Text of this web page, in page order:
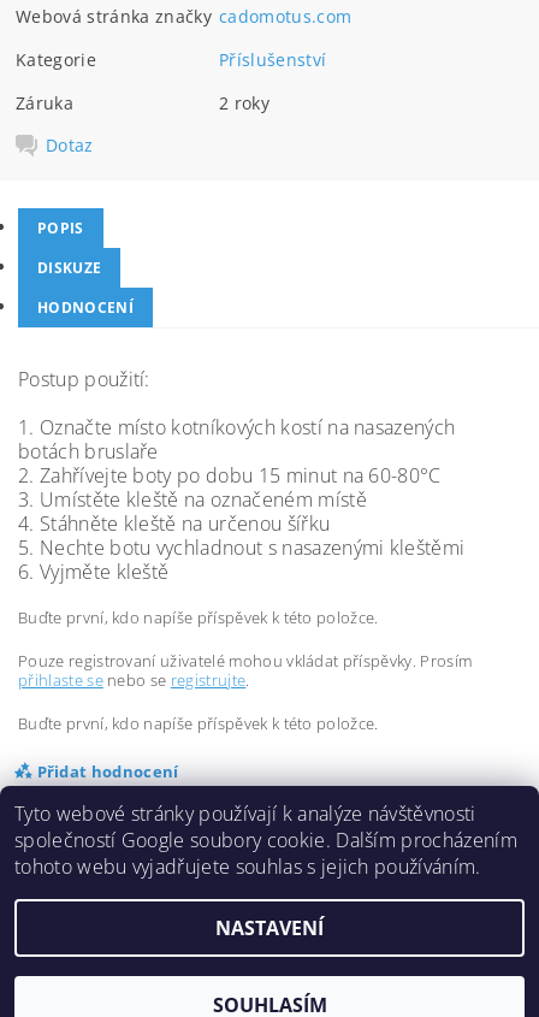
Webová stránka značky cadomotus.com
Kategorie
Příslušenství
Záruka
2 roky
Dotaz
POPIS
DISKUZE
HODNOCENÍ
Postup použití:
1. Označte místo kotníkových kostí na nasazených
botách bruslaře
2. Zahřívejte boty po dobu 15 minut na 60-80°C
3. Umístěte kleště na označeném místě
4. Stáhněte kleště na určenou šířku
5. Nechte botu vychladnout s nasazenými kleštěmi
6. Vyjměte kleště
Buďte první, kdo napíše příspěvek k této položce.
Pouze registrovaní uživatelé mohou vkládat příspěvky. Prosím
přihlaste senebo se registrujte.
Buďte první, kdo napíše příspěvek k této položce.
Přidat hodnocení
2026 ©Inlinespeed.cz, všechna práva vyhrazena
Vytvořil Shoptet
Tyto webové stránky používají k analýze návštěvnosti
společností Google soubory cookie. Dalším procházením
tohoto webu vyjadřujete souhlas s jejich používáním.
NASTAVENÍ
SOUHLASÍM